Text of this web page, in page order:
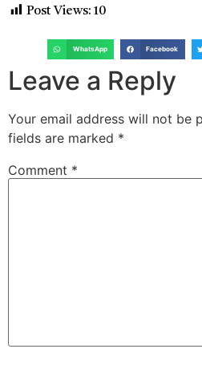
Post Views: 10
WhatsApp Facebook
Leave a Reply
Your email address will not be
fields are marked *
Comment *